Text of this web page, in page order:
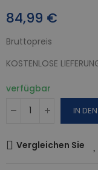
84,99 €
Bruttopreis
KOSTENLOSE
verfügbar
IN
Vergleichen Sie